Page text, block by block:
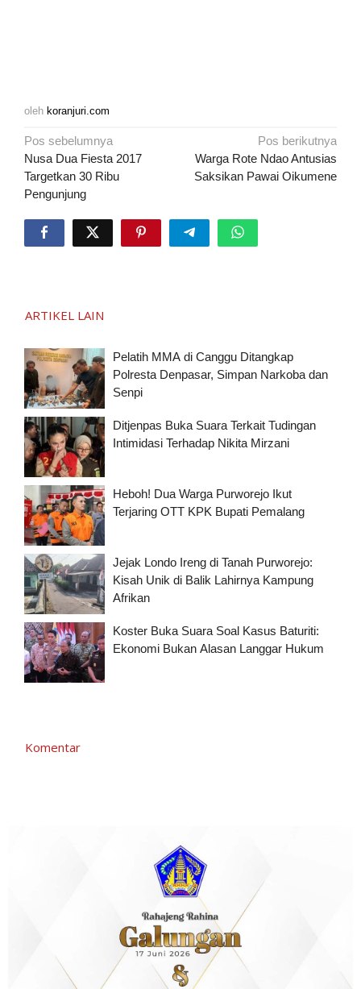
oleh koranjuri.com
Navigasi
pos
Pos sebelumnya
Nusa Dua Fiesta 2017
Targetkan 30 Ribu
Pengunjung
Pos berikutnya
Warga Rote Ndao Antusias
Saksikan Pawai Oikumene
ARTIKEL LAIN
Pelatih MMA di Canggu Ditangkap
Polresta Denpasar, Simpan Narkoba dan
Senpi
Ditjenpas Buka Suara Terkait Tudingan
Intimidasi Terhadap Nikita Mirzani
Heboh! Dua Warga Purworejo Ikut
Terjaring OTT KPK Bupati Pemalang
Jejak Londo Ireng di Tanah Purworejo:
Kisah Unik di Balik Lahirnya Kampung
Afrikan
Koster Buka Suara Soal Kasus Baturiti:
Ekonomi Bukan Alasan Langgar Hukum
Komentar